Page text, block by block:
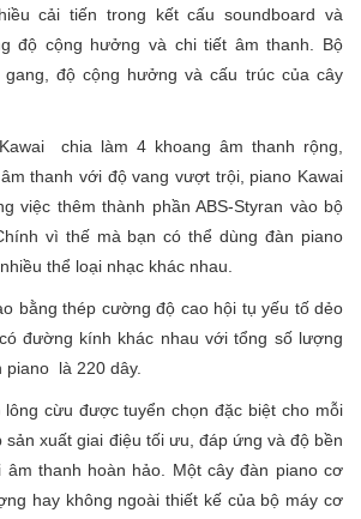
cải tiến trong kết cấu soundboard và
độ cộng hưởng và chi tiết âm thanh. Bộ
gang, độ cộng hưởng và cấu trúc của cây
chia làm 4 khoang âm thanh rộng,
thanh với độ vang vượt trội, piano Kawai
việc thêm thành phần ABS-Styran vào bộ
vì thế mà bạn có thể dùng đàn piano
thể loại nhạc khác nhau.
bằng thép cường độ cao hội tụ yếu tố dẻo
đường kính khác nhau với tổng số lượng
piano là 220 dây.
lông cừu được tuyển chọn đặc biệt cho mỗi
sản xuất giai điệu tối ưu, đáp ứng và độ bền
âm thanh hoàn hảo. Một cây đàn piano cơ
hay không ngoài thiết kế của bộ máy cơ